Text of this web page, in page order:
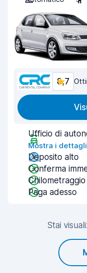
8,7
Ufficio di
Mostra i
Deposito alto
Conferma
Paga adesso
Stai